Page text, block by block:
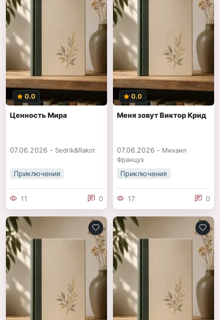
0.0
Ценность Мира
07.06.2026 - Sedrik&Rakot
Приключения
11 0
0.0
Меня зовут Виктор Крид
07.06.2026 - Михаил
Француз
Приключения
17 0